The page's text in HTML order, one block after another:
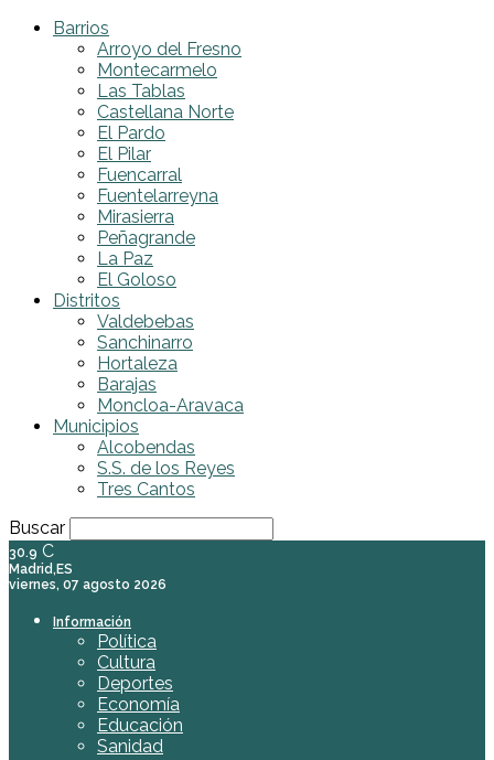
Barrios
Arroyo del Fresno
Montecarmelo
Las Tablas
Castellana Norte
El Pardo
El Pilar
Fuencarral
Fuentelarreyna
Mirasierra
Peñagrande
La Paz
El Goloso
Distritos
Valdebebas
Sanchinarro
Hortaleza
Barajas
Moncloa-Aravaca
Municipios
Alcobendas
S.S. de los Reyes
Tres Cantos
Buscar
30.9 C
Madrid,ES
viernes, 07 agosto 2026
Información
Política
Cultura
Deportes
Economía
Educación
Sanidad